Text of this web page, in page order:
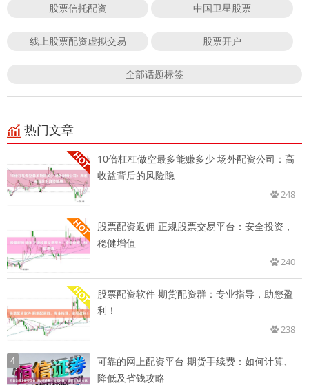
股票信托配资 中国卫星股票
线上股票配资虚拟交易 股票开户
全部话题标签
热门文章
10倍杠杠做空最多能赚多少 场外配资公司：高
收益背后的风险隐
248
股票配资返佣 正规股票交易平台：安全投资，
稳健增值
240
股票配资软件 期货配资群：专业指导，助您盈
利！
238
4
可靠的网上配资平台 期货手续费：如何计算、
降低及省钱攻略